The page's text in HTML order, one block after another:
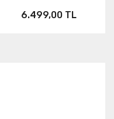
6.499,00 TL